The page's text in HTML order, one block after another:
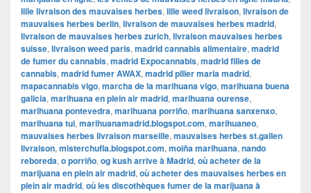
lille livraison des mauvaises herbes, lille weed livraison, livraison de
mauvaises herbes berlin, livraison de mauvaises herbes madrid,
livraison de mauvaises herbes zurich, livraison mauvaises herbes
suisse, livraison weed paris, madrid cannabis alimentaire, madrid
de fumer du cannabis, madrid Expocannabis, madrid filles de
cannabis, madrid fumer AWAX, madrid pilier maria madrid,
mapacannabis vigo, marcha de la marihuana vigo, marihuana buena
galicia, marihuana en plein air madrid, marihuana ourense,
marihuana pontevedra, marihuana porriño, marihuana sanxenxo,
marihuana tui, marihuanamadrid.blogspot.com, marihuaneo,
mauvaises herbes livraison marseille, mauvaises herbes st.gallen
livraison, misterchufla.blogspot.com, moiña marihuana, nando
reboreda, o porriño, og kush arrive à Madrid, où acheter de la
marijuana en plein air madrid, où acheter des mauvaises herbes en
plein air madrid, où les discothèques fumer de la marijuana à